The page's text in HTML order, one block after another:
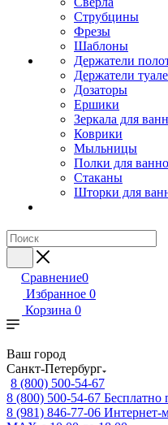
Струбцины
Фрезы
Шаблоны
Держатели
Держатели
Дозаторы
Ершики
Зеркала для
Коврики
Мыльницы
Полки для
Стаканы
Шторки для
Сравнение0
Избранное 0
Корзина 0
Ваш город
Санкт-Петербург
8 (800) 500-54-67
8 (800) 500-54-67 Бесплатно
8 (981) 846-77-06 Интернет-